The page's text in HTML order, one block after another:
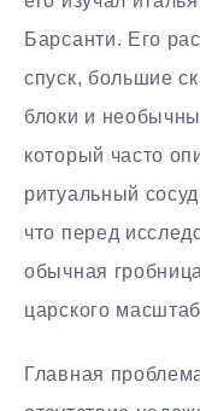
Барсанти. Его
спуск, большие
блоки и
который часто
ритуальный
что перед
обычная
царского
Главная